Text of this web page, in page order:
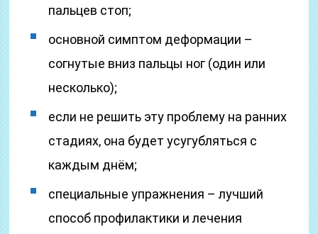
пальцев стоп;
основной симптом деформации –
согнутые вниз пальцы ног (один или
несколько);
если не решить эту проблему на ранних
стадиях, она будет усугубляться с
каждым днём;
специальные упражнения – лучший
способ профилактики и лечения